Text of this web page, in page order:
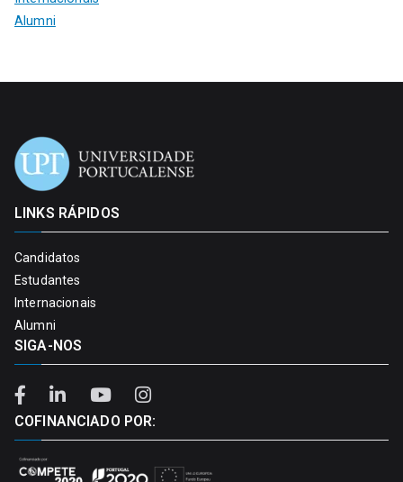
Alumni
LINKS RÁPIDOS
Candidatos
Estudantes
Internacionais
Alumni
SIGA-NOS
COFINANCIADO POR: